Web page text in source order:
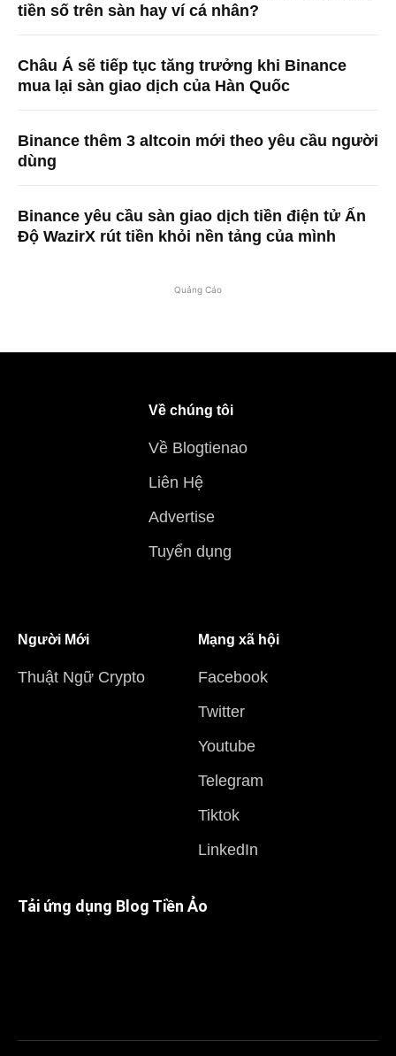
tiền số trên sàn hay ví cá nhân?
Châu Á sẽ tiếp tục tăng trưởng khi Binance
mua lại sàn giao dịch của Hàn Quốc
Binance thêm 3 altcoin mới theo yêu cầu người
dùng
Binance yêu cầu sàn giao dịch tiền điện tử Ấn
Độ WazirX rút tiền khỏi nền tảng của mình
Quảng Cáo
Về chúng tôi
Về Blogtienao
Liên Hệ
Advertise
Tuyển dụng
Người Mới
Thuật Ngữ Crypto
Mạng xã hội
Facebook
Twitter
Youtube
Telegram
Tiktok
LinkedIn
Tải ứng dụng Blog Tiền Ảo